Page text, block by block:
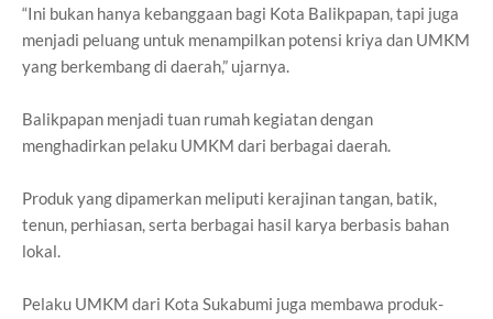
“Ini bukan hanya kebanggaan bagi Kota Balikpapan, tapi juga
menjadi peluang untuk menampilkan potensi kriya dan UMKM
yang berkembang di daerah,” ujarnya.
Balikpapan menjadi tuan rumah kegiatan dengan
menghadirkan pelaku UMKM dari berbagai daerah.
Produk yang dipamerkan meliputi kerajinan tangan, batik,
tenun, perhiasan, serta berbagai hasil karya berbasis bahan
lokal.
Pelaku UMKM dari Kota Sukabumi juga membawa produk-